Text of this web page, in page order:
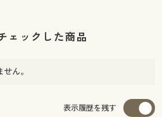
ェックした商品
ん。
表示履歴を残す